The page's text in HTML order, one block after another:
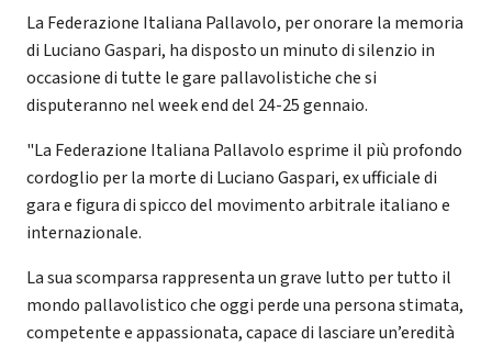
La Federazione Italiana Pallavolo, per onorare la memoria
di Luciano Gaspari, ha disposto un minuto di silenzio in
occasione di tutte le gare pallavolistiche che si
disputeranno nel week end del 24-25 gennaio.
"La Federazione Italiana Pallavolo esprime il più profondo
cordoglio per la morte di Luciano Gaspari, ex ufficiale di
gara e figura di spicco del movimento arbitrale italiano e
internazionale.
La sua scomparsa rappresenta un grave lutto per tutto il
mondo pallavolistico che oggi perde una persona stimata,
competente e appassionata, capace di lasciare un’eredità